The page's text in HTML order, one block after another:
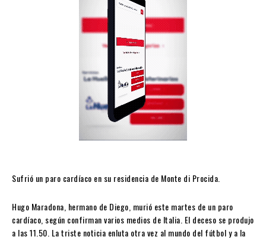
Sufrió un paro cardíaco en su residencia de Monte di Procida.
Hugo Maradona, hermano de Diego, murió este martes de un paro
cardíaco, según confirman varios medios de Italia. El deceso se produjo
a las 11.50. La triste noticia enluta otra vez al mundo del fútbol y a la